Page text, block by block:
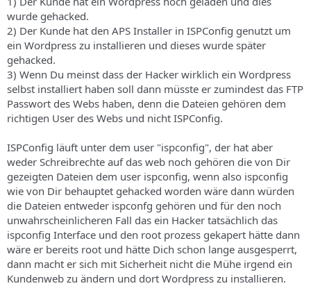
wurde gehacked.
2) Der Kunde hat den APS Installer in ISPConfig genutzt um
ein Wordpress zu installieren und dieses wurde später
gehacked.
3) Wenn Du meinst dass der Hacker wirklich ein Wordpress
selbst installiert haben soll dann müsste er zumindest das FTP
Passwort des Webs haben, denn die Dateien gehören dem
richtigen User des Webs und nicht ISPConfig.
ISPConfig läuft unter dem user "ispconfig", der hat aber
weder Schreibrechte auf das web noch gehören die von Dir
gezeigten Dateien dem user ispconfig, wenn also ispconfig
wie von Dir behauptet gehacked worden wäre dann würden
die Dateien entweder ispconfg gehören und für den noch
unwahrscheinlicheren Fall das ein Hacker tatsächlich das
ispconfig Interface und den root prozess gekapert hätte dann
wäre er bereits root und hätte Dich schon lange ausgesperrt,
dann macht er sich mit Sicherheit nicht die Mühe irgend ein
Kundenweb zu ändern und dort Wordpress zu installieren.